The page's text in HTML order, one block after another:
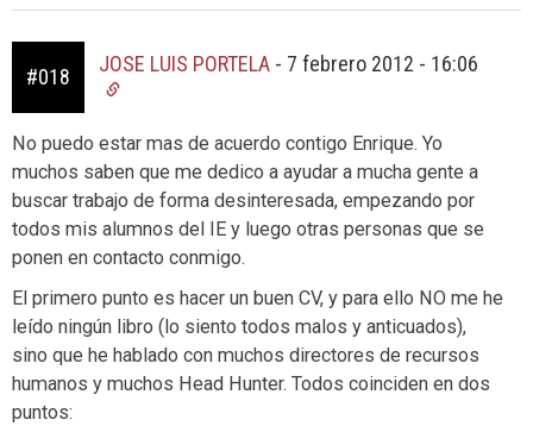
#018
JOSE LUIS PORTELA - 7 febrero 2012 - 16:06
No puedo estar mas de acuerdo contigo Enrique. Yo
muchos saben que me dedico a ayudar a mucha gente a
buscar trabajo de forma desinteresada, empezando por
todos mis alumnos del IE y luego otras personas que se
ponen en contacto conmigo.
El primero punto es hacer un buen CV, y para ello NO me he
leído ningún libro (lo siento todos malos y anticuados),
sino que he hablado con muchos directores de recursos
humanos y muchos Head Hunter. Todos coinciden en dos
puntos: